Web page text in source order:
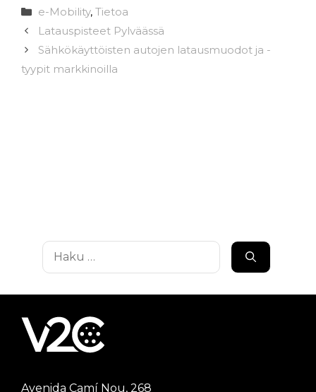
Kategoriat
e-Mobility, Tietoa
Latauspisteet Pylväässä
Sähkökäyttöisten autojen latausmuodot ja -
tyypit markkinoilla
Haku:
Avenida Camí Nou, 268